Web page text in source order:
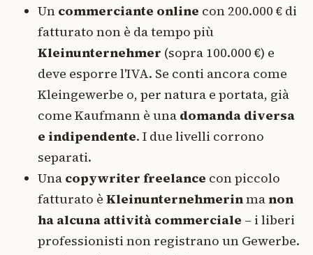
Un commerciante online con 200.000 € di
fatturato non è da tempo più
Kleinunternehmer (sopra 100.000 €) e
deve esporre l'IVA. Se conti ancora come
Kleingewerbe o, per natura e portata, già
come Kaufmann è una domanda diversa
e indipendente. I due livelli corrono
separati.
Una copywriter freelance con piccolo
fatturato è Kleinunternehmerinmanon
ha alcuna attività commerciale – i liberi
professionisti non registrano un Gewerbe.